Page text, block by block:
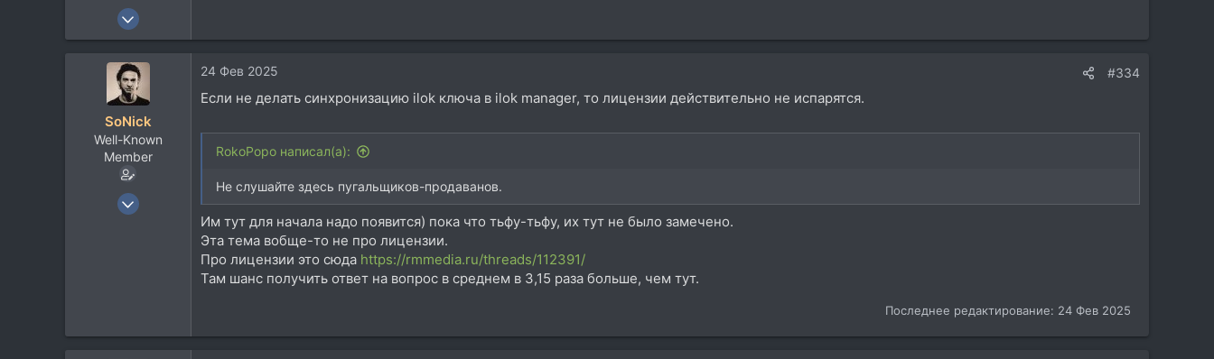
7 Окт 2017
SoNick
Well-Known
Member
22 Сен 2004
24 Фев 2025 #334
Если не делать синхронизацию ilok ключа в ilok manager, то лицензии действительно не испарятся.
RokoPopo написал(а):
Не слушайте здесь пугальщиков-продаванов.
Им тут для начала надо появится) пока что тьфу-тьфу, их тут не было замечено.
Эта тема вобще-то не про лицензии.
Про лицензии это сюда https://rmmedia.ru/threads/112391/
Там шанс получить ответ на вопрос в среднем в 3,15 раза больше, чем тут.
Последнее редактирование: 24 Фев 2025